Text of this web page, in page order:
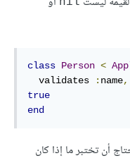
class Person <
  validates
: name,
true
end
أن تختبر ما إذا كان